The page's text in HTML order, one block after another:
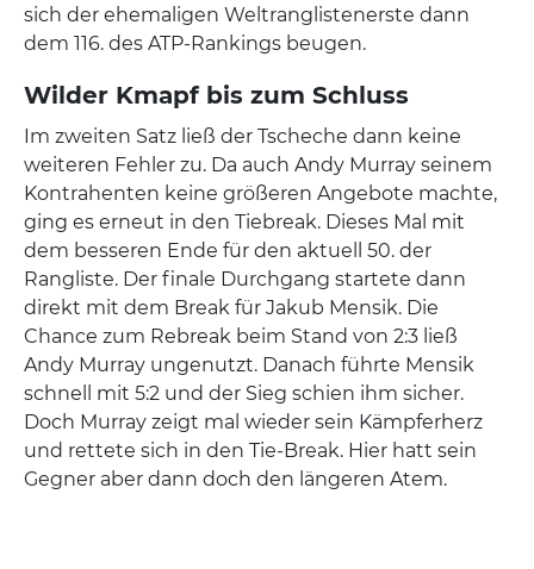
sich der ehemaligen Weltranglistenerste dann
dem 116. des ATP-Rankings beugen.
Wilder Kmapf bis zum Schluss
Im zweiten Satz ließ der Tscheche dann keine
weiteren Fehler zu. Da auch Andy Murray seinem
Kontrahenten keine größeren Angebote machte,
ging es erneut in den Tiebreak. Dieses Mal mit
dem besseren Ende für den aktuell 50. der
Rangliste. Der finale Durchgang startete dann
direkt mit dem Break für Jakub Mensik. Die
Chance zum Rebreak beim Stand von 2:3 ließ
Andy Murray ungenutzt. Danach führte Mensik
schnell mit 5:2 und der Sieg schien ihm sicher.
Doch Murray zeigt mal wieder sein Kämpferherz
und rettete sich in den Tie-Break. Hier hatt sein
Gegner aber dann doch den längeren Atem.